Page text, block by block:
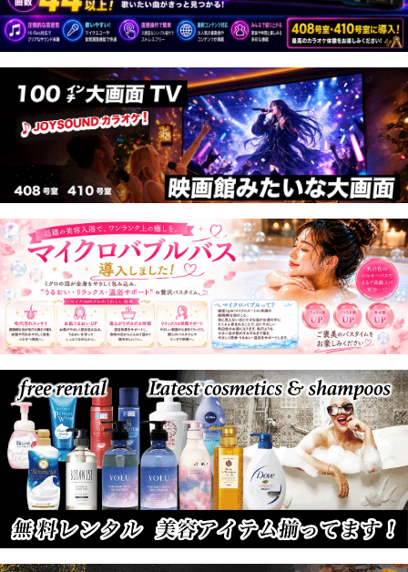
ど迫力！100インチシアター完備！
映画館みたいな大画面で映画やカラオケが楽しめる♪
408号室、410号室限定です！